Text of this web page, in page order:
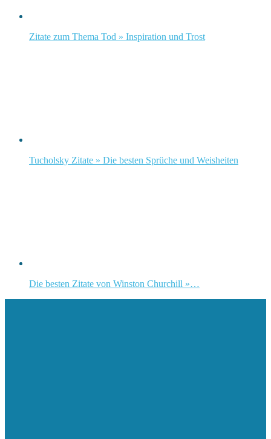
Zitate zum Thema Tod » Inspiration und Trost
Tucholsky Zitate » Die besten Sprüche und Weisheiten
Die besten Zitate von Winston Churchill »…